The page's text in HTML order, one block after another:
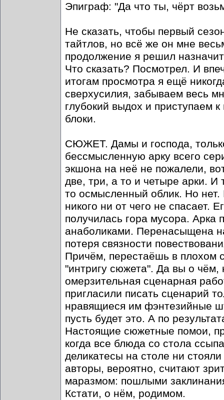
Эпиграф: "Да что ты, чёрт
Не сказать, чтобы первый
тайтлов, но всё же он мне
продолжение я решил
Что сказать? Посмотрел. И
итогам просмотра я ещё
сверхусилия, забываем весь
глубокий выдох и приступаем
блоки.
СЮЖЕТ. Дамы и господа,
бессмысленную арку всего
экшона на неё не пожалели,
две, три, а то и четыре арки. И
то осмысленный облик. Но
никого ни от чего не спасает.
получилась гора мусора.
анаболиками. Перенасыщена
потеря связности
Причём, перестаёшь в плохом
"интригу сюжета". Да вы о чём,
омерзительная сценарная
пригласили писать сценарий
нравящиеся им фэнтезийные
пусть будет это. А по
Настоящие сюжетные помои,
когда все блюда со стола
деликатесы на столе ни
авторы, вероятно, считают
маразмом: пошлыми
Кстати, о нём, родимом.